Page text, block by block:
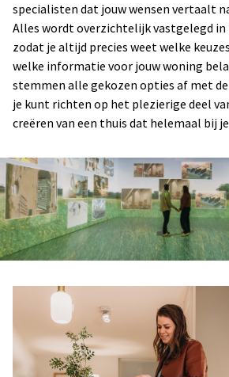
specialisten dat jouw wensen vertaalt
Alles wordt overzichtelijk vastgelegd in
zodat je altijd precies weet welke
welke informatie voor jouw woning
stemmen alle gekozen opties af met
je kunt richten op het plezierige deel
creëren van een thuis dat helemaal bij